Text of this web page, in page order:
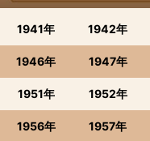
1941年 1942年
1946年 1947年
1951年 1952年
1956年 1957年